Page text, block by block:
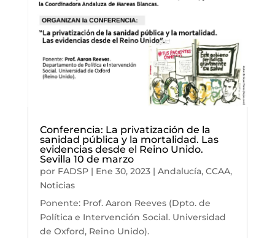
Conferencia: La privatización de la
sanidad pública y la mortalidad. Las
evidencias desde el Reino Unido.
Sevilla 10 de marzo
por FADSP| Ene 30, 2023| Andalucía, CCAA,
Noticias
Ponente: Prof. Aaron Reeves (Dpto. de
Política e Intervención Social. Universidad
de Oxford, Reino Unido).